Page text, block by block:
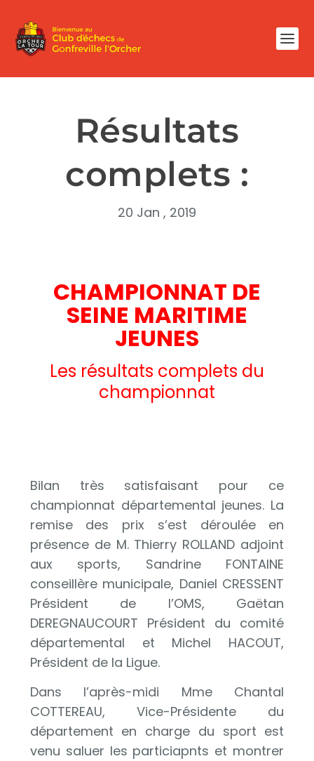
Résultats
complets :
20 Jan , 2019
CHAMPIONNAT DE
SEINE MARITIME
JEUNES
Les résultats complets du
championnat
Bilan très satisfaisant pour ce
championnat départemental jeunes. La
remise des prix s’est déroulée en
présence de M. Thierry ROLLAND adjoint
aux sports, Sandrine FONTAINE
conseillère municipale, Daniel CRESSENT
Président de l’OMS, Gaëtan
DEREGNAUCOURT Président du comité
départemental et Michel HACOUT,
Président de la Ligue.
Dans l’après-midi Mme Chantal
COTTEREAU, Vice-Présidente du
département en charge du sport est
venu saluer les particiapnts et montrer